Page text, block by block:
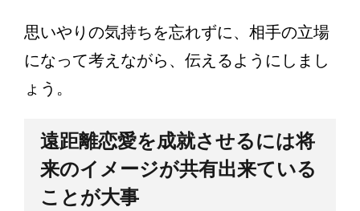
思いやりの気持ちを忘れずに、相手の立場
になって考えながら、伝えるようにしまし
ょう。
遠距離恋愛を成就させるには将
来のイメージが共有出来ている
ことが大事